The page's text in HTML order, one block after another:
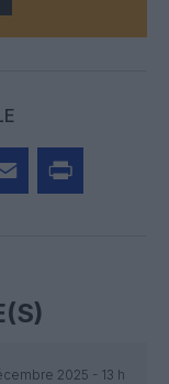
2025 - 13 h